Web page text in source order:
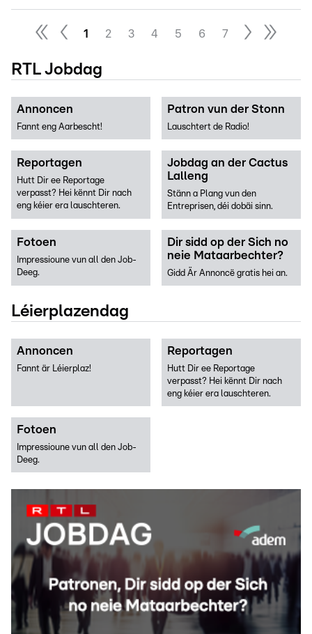
1 2 3 4 5 6 7
RTL Jobdag
Annoncen
Fannt eng Aarbescht!
Patron vun der Stonn
Lauschtert de Radio!
Reportagen
Hutt Dir ee Reportage
verpasst? Hei kënnt Dir nach
eng kéier era lauschteren.
Jobdag an der Cactus
Lalleng
Stänn a Plang vun den
Entreprisen, déi dobäi sinn.
Fotoen
Impressioune vun all den Job-
Deeg.
Dir sidd op der Sich no
neie Mataarbechter?
Gidd Är Annoncë gratis hei an.
Léierplazendag
Annoncen
Fannt är Léierplaz!
Reportagen
Hutt Dir ee Reportage
verpasst? Hei kënnt Dir nach
eng kéier era lauschteren.
Fotoen
Impressioune vun all den Job-
Deeg.